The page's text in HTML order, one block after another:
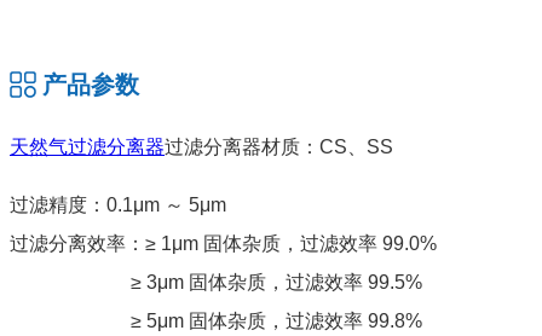
产品参数
天然气过滤分离器过滤分离器材质：CS、SS
过滤精度：0.1μm ～ 5μm
过滤分离效率：≥ 1μm 固体杂质，过滤效率 99.0%
≥ 3μm 固体杂质，过滤效率 99.5%
≥ 5μm 固体杂质，过滤效率 99.8%